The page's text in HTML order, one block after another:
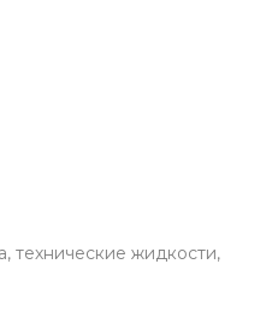
технические жидкости,